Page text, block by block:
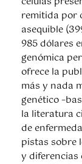
remitida por
asequible
985 dólares
genómica
ofrece la
más y nada
genético
la literatura
de
pistas sobre
y diferencias